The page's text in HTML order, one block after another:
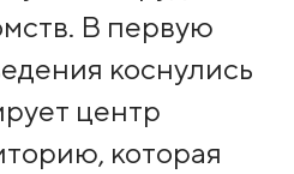
В первую
коснулись
центр
которая